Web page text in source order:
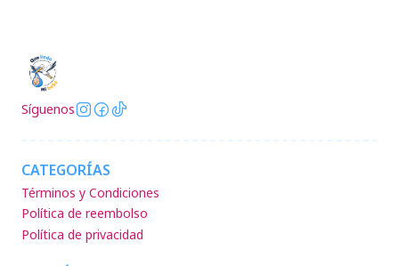
Síguenos
CATEGORÍAS
Términos y Condiciones
Política de reembolso
Política de privacidad